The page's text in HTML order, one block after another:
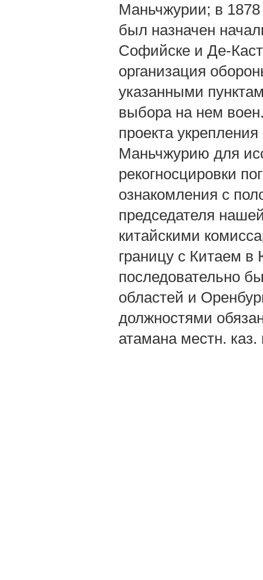
Маньчжурии; в
был назначен
Софийске и Де-
организация
указанными
выбора на нем
проекта
Маньчжурию для
рекогносцировки
ознакомления с
председателя
китайскими
границу с Китаем
последовательно
областей и
должностями
атамана местн.